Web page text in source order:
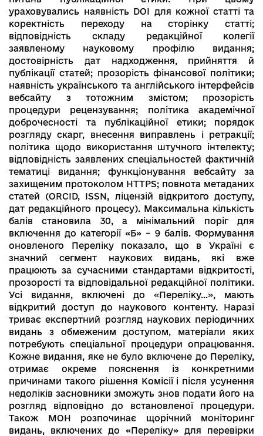
ураховувались наявність DOI для кожної статті та
коректність переходу на сторінку статті;
відповідність складу редакційної колегії
заявленому науковому профілю видання;
достовірність дат надходження, прийняття й
публікації статей; прозорість фінансової політики;
наявність українського та англійського інтерфейсів
вебсайту з тотожним змістом; прозорість
процедури рецензування; політика академічної
доброчесності та публікаційної етики; порядок
розгляду скарг, внесення виправлень і ретракції;
політика щодо використання штучного інтелекту;
відповідність заявлених спеціальностей фактичній
тематиці видання; функціонування вебсайту за
захищеним протоколом HTTPS; повнота метаданих
статей (ORCID, ISSN, ліцензій відкритого доступу,
дат редакційного процесу). Максимальна кількість
балів становила 30, а мінімальний поріг для
включення до категорії «Б» – 9 балів. Формування
оновленого Переліку показало, що в Україні є
значний сегмент наукових видань, які вже
працюють за сучасними стандартами відкритості,
прозорості та відповідальної редакційної політики.
Усі видання, включені до «Переліку…», мають
відкритий доступ до наукового контенту. Наразі
триває експертний розгляд наукових періодичних
видань з обмеженим доступом, матеріали яких
потребують спеціальної процедури опрацювання.
Кожне видання, яке не було включене до Переліку,
отримає окреме пояснення із конкретними
причинами такого рішення Комісії і після усунення
недоліків засновники зможуть знов подати його на
розгляд відповідно до встановленої процедури.
Також МОН розпочинає щорічний моніторинг
видань, включених до «Переліку» для перевірки